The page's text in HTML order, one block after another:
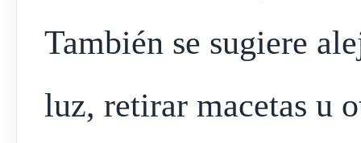
También se sugiere
luz, retirar macetas u